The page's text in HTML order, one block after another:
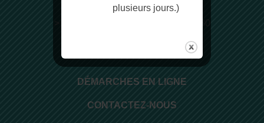
Du lundi au vendredi :
Suivez-nous sur Facebook
DÉMARCHES EN LIGNE
CONTACTEZ-NOUS
plusieurs jours.)